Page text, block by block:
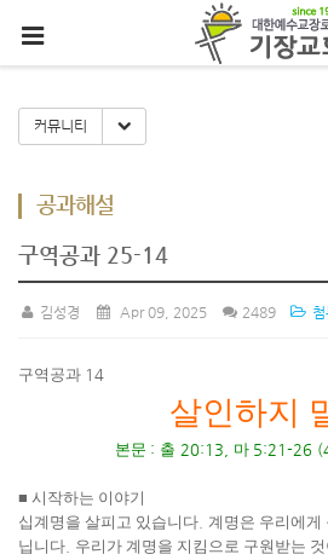
커뮤니티 Toggle Dropdown
공과해설
구역공과 25-14
김성경 Apr 09, 2025 2489
구역공과 14
살인하지
본문 : 출 20:13, 마 5:21-26
■ 시작하는 이야기
십계명을 살피고 있습니다 계명은 우리에게
닙니다 우리가 계명을 지킴으로 구원받는